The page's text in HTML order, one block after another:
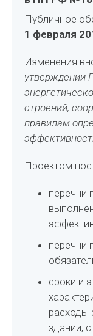
Публичное
1 февраля
Изменения
утверждении
строений,
правилам
Проектом
перечни
перечни
сроки и
расходы
здании,